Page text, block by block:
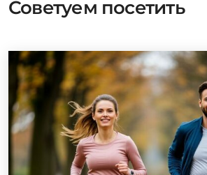
Советуем посетить